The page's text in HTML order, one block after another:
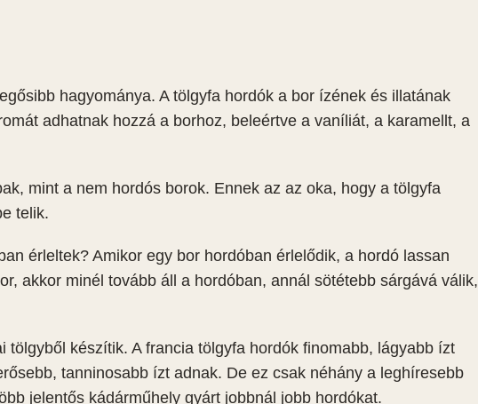
hagyománya. A tölgyfa hordók a bor ízének és illatának
adhatnak hozzá a borhoz, beleértve a vaníliát, a karamellt, a
mint a nem hordós borok. Ennek az az oka, hogy a tölgyfa
telik.
érleltek? Amikor egy bor hordóban érlelődik, a hordó lassan
akkor minél tovább áll a hordóban, annál sötétebb sárgává válik,
készítik. A francia tölgyfa hordók finomabb, lágyabb ízt
tanninosabb ízt adnak. De ez csak néhány a leghíresebb
jelentős kádárműhely gyárt jobbnál jobb hordókat.